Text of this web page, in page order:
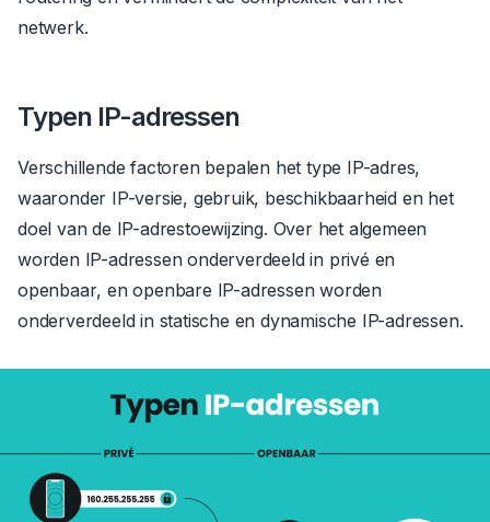
netwerk.
Typen IP-adressen
Verschillende factoren bepalen het type IP-adres,
waaronder IP-versie, gebruik, beschikbaarheid en het
doel van de IP-adrestoewijzing. Over het algemeen
worden IP-adressen onderverdeeld in privé en
openbaar, en openbare IP-adressen worden
onderverdeeld in statische endynamische IP-adressen.